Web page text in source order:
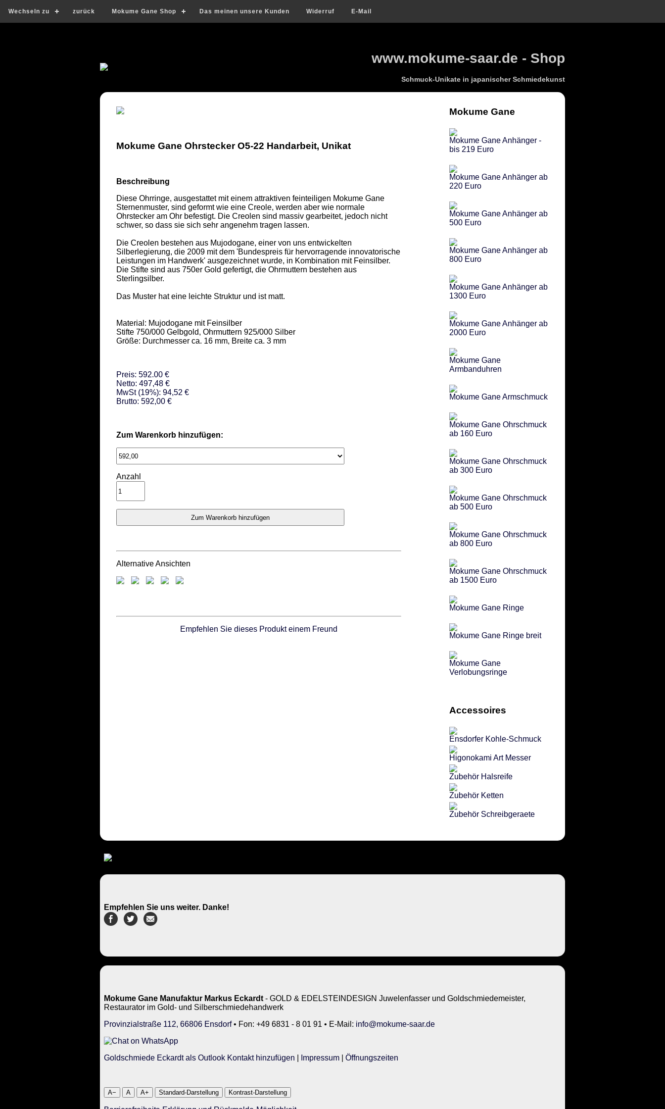
Wechseln zu zurück Mokume Gane Shop Das meinen unsere Kunden Widerruf E-Mail
www.mokume-saar.de - Shop
Schmuck-Unikate in japanischer Schmiedekunst
Mokume Gane Ohrstecker O5-22 Handarbeit, Unikat
Beschreibung
Diese Ohrringe, ausgestattet mit einem attraktiven feinteiligen Mokume Gane
Sternenmuster, sind geformt wie eine Creole, werden aber wie normale
Ohrstecker am Ohr befestigt. Die Creolen sind massiv gearbeitet, jedoch nicht
schwer, so dass sie sich sehr angenehm tragen lassen.
Die Creolen bestehen aus Mujodogane, einer von uns entwickelten
Silberlegierung, die 2009 mit dem 'Bundespreis für hervorragende innovatorische
Leistungen im Handwerk' ausgezeichnet wurde, in Kombination mit Feinsilber.
Die Stifte sind aus 750er Gold gefertigt, die Ohrmuttern bestehen aus
Sterlingsilber.
Das Muster hat eine leichte Struktur und ist matt.
Material: Mujodogane mit Feinsilber
Stifte 750/000 Gelbgold, Ohrmuttern 925/000 Silber
Größe: Durchmesser ca. 16 mm, Breite ca. 3 mm
Preis: 592.00 €
Netto: 497,48 €
MwSt (19%): 94,52 €
Brutto: 592,00 €
Zum Warenkorb hinzufügen:
Anzahl
Alternative Ansichten
Empfehlen Sie dieses Produkt einem Freund
Mokume Gane
Mokume Gane Anhänger -
bis 219 Euro
Mokume Gane Anhänger ab
220 Euro
Mokume Gane Anhänger ab
500 Euro
Mokume Gane Anhänger ab
800 Euro
Mokume Gane Anhänger ab
1300 Euro
Mokume Gane Anhänger ab
2000 Euro
Mokume Gane
Armbanduhren
Mokume Gane Armschmuck
Mokume Gane Ohrschmuck
ab 160 Euro
Mokume Gane Ohrschmuck
ab 300 Euro
Mokume Gane Ohrschmuck
ab 500 Euro
Mokume Gane Ohrschmuck
ab 800 Euro
Mokume Gane Ohrschmuck
ab 1500 Euro
Mokume Gane Ringe
Mokume Gane Ringe breit
Mokume Gane
Verlobungsringe
Accessoires
Ensdorfer Kohle-Schmuck
Higonokami Art Messer
Zubehör Halsreife
Zubehör Ketten
Zubehör Schreibgeraete
Empfehlen Sie uns weiter. Danke!
Mokume Gane Manufaktur Markus Eckardt - GOLD & EDELSTEINDESIGN Juwelenfasser und Goldschmiedemeister,
Restaurator im Gold- und Silberschmiedehandwerk
Provinzialstraße 112, 66806 Ensdorf• Fon: +49 6831 - 8 01 91 • E-Mail: info@mokume-saar.de
Goldschmiede Eckardt als Outlook Kontakt hinzufügen Impressum Öffnungszeiten
A− A A+ Standard-Darstellung Kontrast-Darstellung